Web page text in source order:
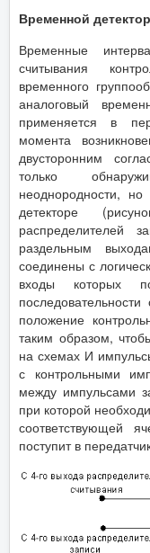
Временной детектор
Временные
считывания
временного
аналоговый
применяется в
момента
двусторонним
только
неоднородности,
детекторе
распределителей
раздельным
соединены с
входы которых
положение
таким образом,
на схемах И
с контрольными
между импульсами
при которой
соответствующей
поступит в